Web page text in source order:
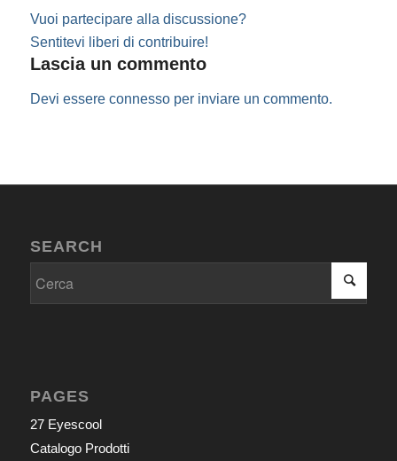
Vuoi partecipare alla discussione?
Sentitevi liberi di contribuire!
Lascia un commento
Devi essere connessoper inviare un commento.
SEARCH
PAGES
27 Eyescool
Catalogo Prodotti